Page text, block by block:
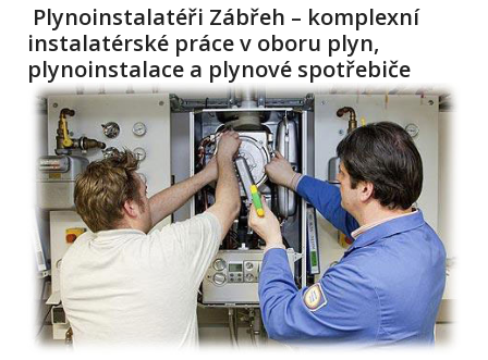
Plynoinstalatéři Zábřeh – komplexní
instalatérské práce v oboru plyn,
plynoinstalace a plynové spotřebiče